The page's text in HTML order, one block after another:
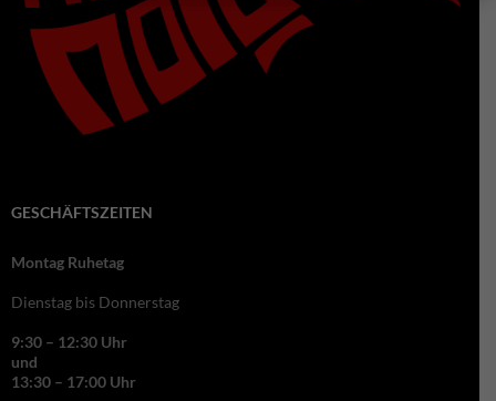
GESCHÄFTSZEITEN
Montag Ruhetag
Dienstag bis Donnerstag
9:30 – 12:30 Uhr
und
13:30 – 17:00 Uhr